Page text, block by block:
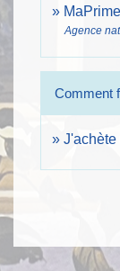
Agence
Comment
J'achète